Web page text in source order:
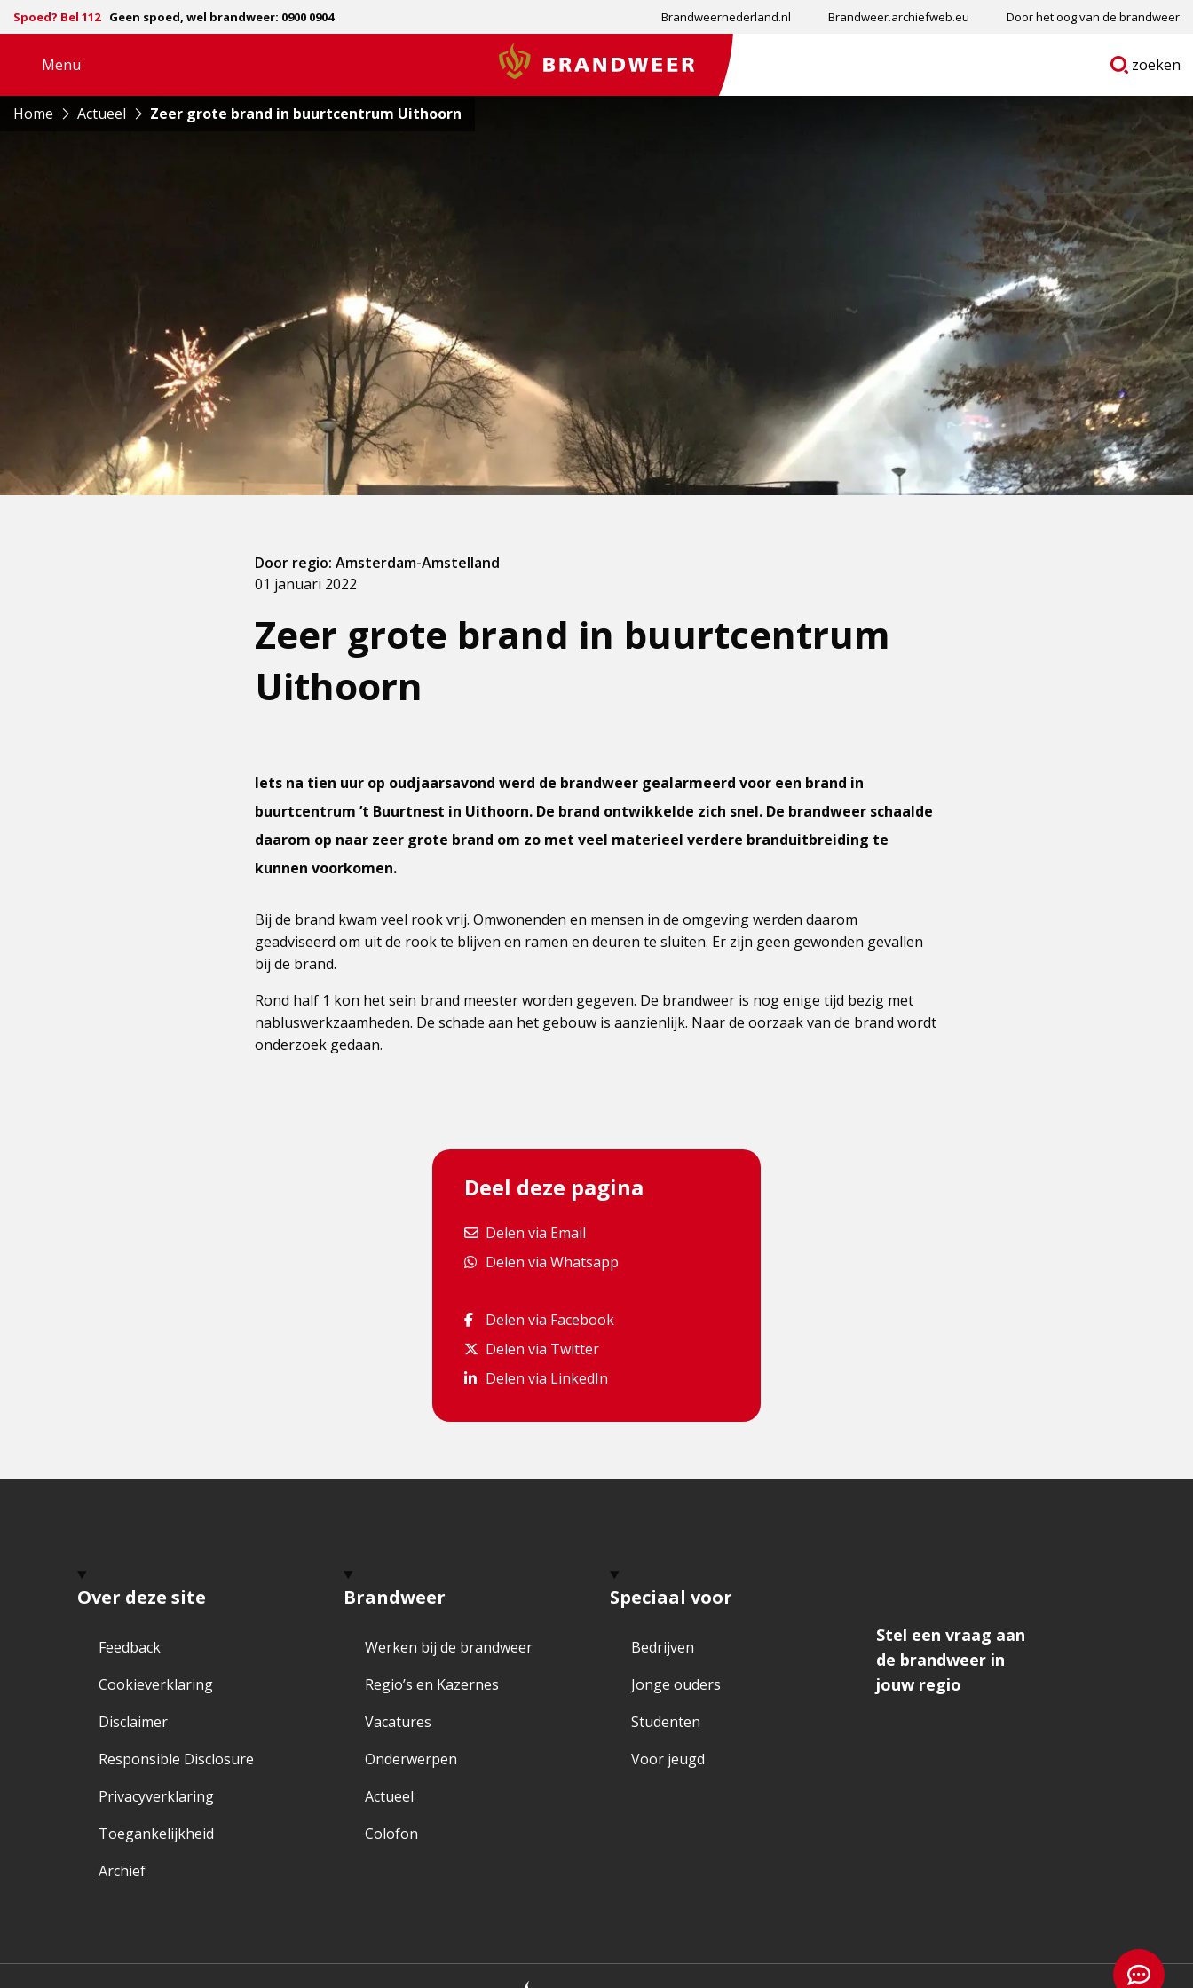
Spoed? Bel 112 Geen spoed, wel brandweer: 0900 0904 Brandweernederland.nl Brandweer.archiefweb.eu Door het oog van de brandweer
Menu
navigatie
Brandweer
Ga
zoeken
Home Actueel Zeer grote brand in buurtcentrum Uithoorn
Zeer grote brand in buurtcentrum
Uithoorn
01 januari 2022
Door regio: Amsterdam-Amstelland
Iets na tien uur op oudjaarsavond werd de brandweer gealarmeerd voor een brand in
buurtcentrum ’t Buurtnest in Uithoorn. De brand ontwikkelde zich snel. De brandweer schaalde
daarom op naar zeer grote brand om zo met veel materieel verdere branduitbreiding te
kunnen voorkomen.
Bij de brand kwam veel rook vrij. Omwonenden en mensen in de omgeving werden daarom
geadviseerd om uit de rook te blijven en ramen en deuren te sluiten. Er zijn geen gewonden gevallen
bij de brand.
Rond half 1 kon het sein brand meester worden gegeven. De brandweer is nog enige tijd bezig met
nabluswerkzaamheden. De schade aan het gebouw is aanzienlijk. Naar de oorzaak van de brand wordt
onderzoek gedaan.
Deel deze pagina
Delen via Email
Delen via Email
Delen via Whatsapp
Delen via Whatsapp
Delen via Facebook
Delen via Facebook
Delen via Twitter
Delen via Twitter
Delen via LinkedIn
Delen via LinkedIn
Over deze site
Feedback
Cookieverklaring
Disclaimer
Responsible Disclosure
Privacyverklaring
Toegankelijkheid
Archief
Brandweer
Werken bij de brandweer
Regio’s en Kazernes
Vacatures
Onderwerpen
Actueel
Colofon
Speciaal voor
Bedrijven
Jonge ouders
Studenten
Voor jeugd
Stel een vraag aan
de brandweer in
jouw regio